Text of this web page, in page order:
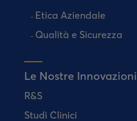
Etica Aziendale
Qualità e Sicurezza
Le Nostre Innovazioni
R&S
Studi Clinici